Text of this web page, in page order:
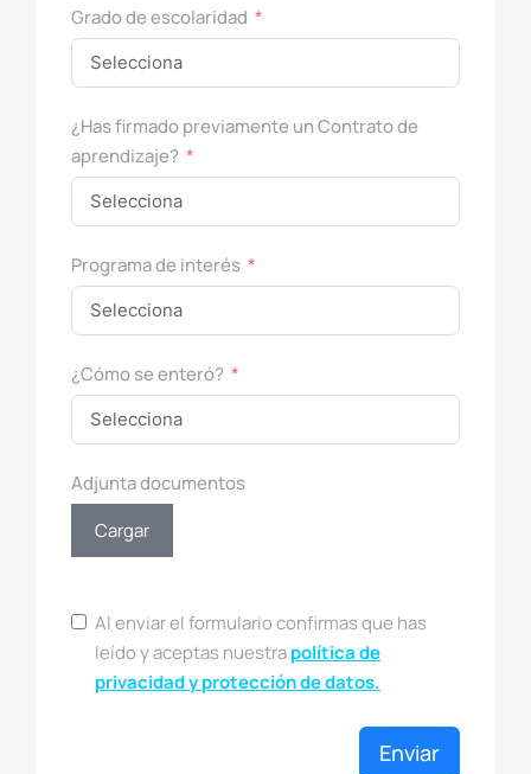
Grado de escolaridad
¿Has firmado previamente un Contrato de
aprendizaje?
Programa de interés
¿Cómo se enteró?
Adjunta documentos
Cargar
Al enviar el formulario confirmas que has
leído y aceptas nuestrapolítica de
privacidad y protección de datos.
Enviar